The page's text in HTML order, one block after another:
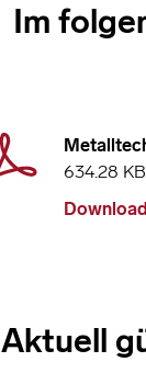
Im
634.28
Aktuell